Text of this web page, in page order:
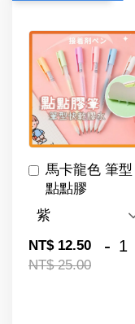
馬卡龍色 筆型
點點膠
NT$ 12.50
NT$ 25.00
-